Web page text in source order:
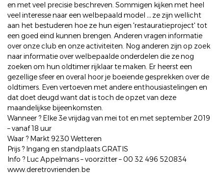
en met veel precisie beschreven. Sommigen kijken met heel
veel interesse naar een welbepaald model … ze zijn wellicht
aan het bestuderen hoe ze hun eigen 'restauratieproject' tot
een goed eind kunnen brengen. Anderen vragen informatie
over onze club en onze activiteiten. Nog anderen zijn op zoek
naar informatie over welbepaalde onderdelen die ze nog
zoeken om hun oldtimer rijklaar te maken. Er heerst een
gezellige sfeer en overal hoor je boeiende gesprekken over de
oldtimers. Even vertoeven met andere enthousiastelingen en
dat doet deugd want dat is toch de opzet van deze
maandelijkse bijeenkomsten.
Wanneer ? Elke 3e vrijdag van mei tot en met september 2019
– vanaf 18 uur
Waar ? Markt 9230 Wetteren
Prijs ? Ingang en standplaats GRATIS
Info ? Luc Appelmans – voorzitter – 00 32 496 520834
www.deretrovrienden.be